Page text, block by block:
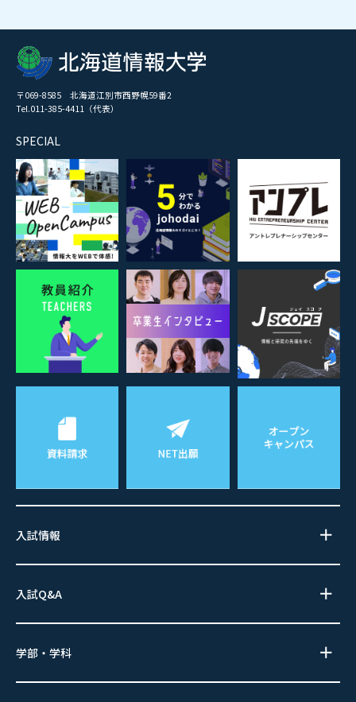
〒069-8585 北海道江別市西野幌59番2
Tel.011-385-4411（代表）
SPECIAL
入試情報
入試Q&A
学部・学科